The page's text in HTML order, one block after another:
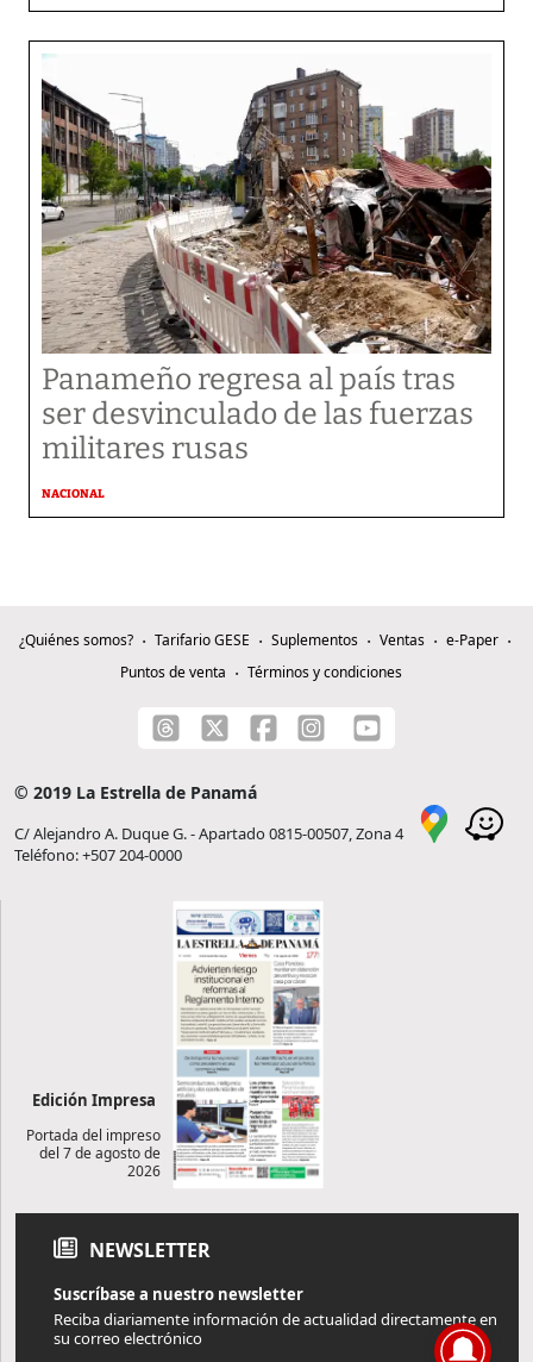
Panameño regresa al país tras
ser desvinculado de las fuerzas
militares rusas
NACIONAL
¿Quiénes somos? Tarifario GESE Suplementos Ventas
e-Paper
Puntos de venta
Términos y condiciones
© 2019 La Estrella de Panamá
C/ Alejandro A. Duque G. - Apartado 0815-00507, Zona 4
Teléfono: +507 204-0000
Edición Impresa
Portada del impreso
del 7 de agosto de
2026
NEWSLETTER
Suscríbase a nuestro newsletter
Reciba diariamente información de actualidad directamente en
su correo electrónico